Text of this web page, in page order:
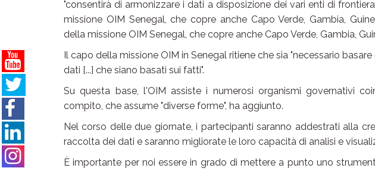
"consentirà di armonizzare i dati a disposizione dei vari enti di
missione OIM Senegal, che copre anche Capo Verde, Gambia,
della missione OIM Senegal, che copre anche Capo Verde, Gambia,
Il capo della missione OIM in Senegal ritiene che sia "necessario
dati [...] che siano basati sui fatti".
Su questa base, l'OIM assiste i numerosi organismi governativi
compito, che assume "diverse forme", ha aggiunto.
Nel corso delle due giornate, i partecipanti saranno addestrati alla
raccolta dei dati e saranno migliorate le loro capacità di analisi e
È importante per noi essere in grado di mettere a punto uno